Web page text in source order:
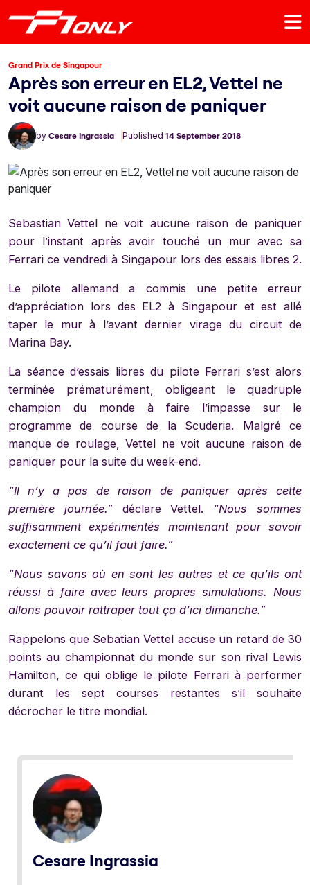
Grand Prix de Singapour
Après son erreur en EL2, Vettel ne
voit aucune raison de paniquer
by Cesare Ingrassia Published 14 September 2018
Sebastian Vettel ne voit aucune raison de paniquer
pour l’instant après avoir touché un mur avec sa
Ferrari ce vendredi à Singapour lors des essais libres 2.
Le pilote allemand a commis une petite erreur
d’appréciation lors des EL2 à Singapour et est allé
taper le mur à l’avant dernier virage du circuit de
Marina Bay.
La séance d’essais libres du pilote Ferrari s’est alors
terminée prématurément, obligeant le quadruple
champion du monde à faire l’impasse sur le
programme de course de la Scuderia. Malgré ce
manque de roulage, Vettel ne voit aucune raison de
paniquer pour la suite du week-end.
“Il n’y a pas de raison de paniquer après cette
première journée.”déclare Vettel. “Nous sommes
suffisamment expérimentés maintenant pour savoir
exactement ce qu’il faut faire.”
“Nous savons où en sont les autres et ce qu’ils ont
réussi à faire avec leurs propres simulations. Nous
allons pouvoir rattraper tout ça d’ici dimanche.”
Rappelons que Sebatian Vettel accuse un retard de 30
points au championnat du monde sur son rival Lewis
Hamilton, ce qui oblige le pilote Ferrari à performer
durant les sept courses restantes s’il souhaite
décrocher le titre mondial.
Cesare Ingrassia